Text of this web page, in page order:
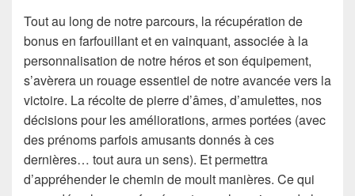
Tout au long de notre parcours, la récupération de
bonus en farfouillant et en vainquant, associée à la
personnalisation de notre héros et son équipement,
s’avèrera un rouage essentiel de notre avancée vers la
victoire. La récolte de pierre d’âmes, d’amulettes, nos
décisions pour les améliorations, armes portées (avec
des prénoms parfois amusants donnés à ces
dernières… tout aura un sens). Et permettra
d’appréhender le chemin de moult manières. Ce qui